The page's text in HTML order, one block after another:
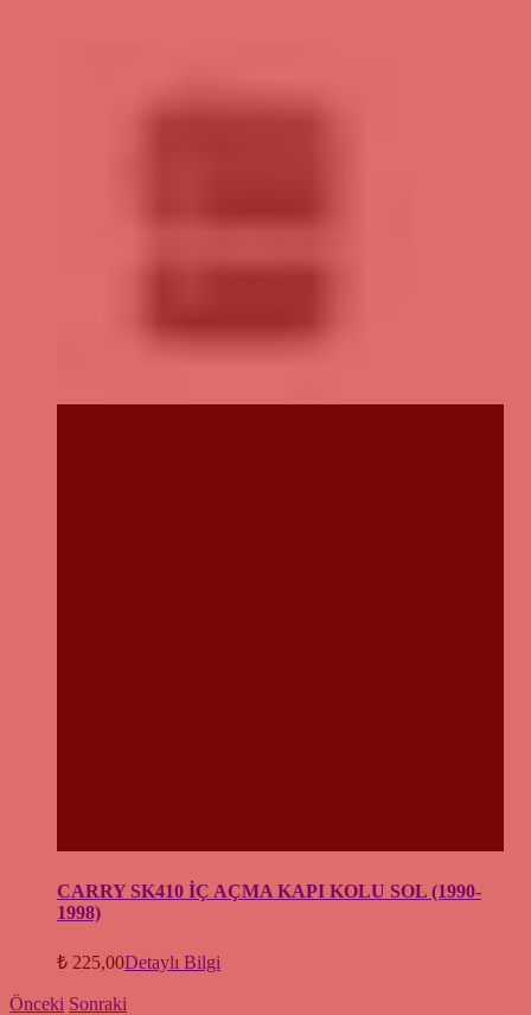
CARRY SK410 İÇ AÇMA KAPI KOLU SOL (1990-
1998)
₺ 225,00Detaylı Bilgi
Önceki Sonraki